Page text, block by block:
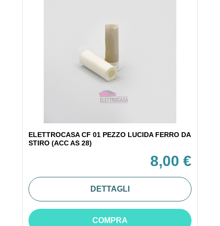
ELETTROCASA CF 01 PEZZO LUCIDA FERRO DA
STIRO (ACC AS 28)
8,00 €
DETTAGLI
COMPRA